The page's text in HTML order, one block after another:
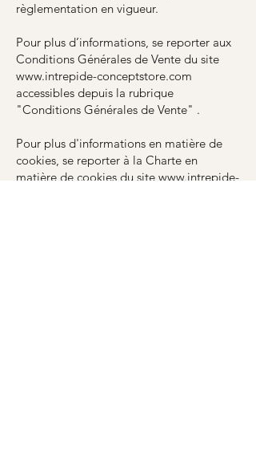
règlementation en vigueur.
Pour plus d’informations, se reporter aux
Conditions Générales de Vente du site
www.intrepide-conceptstore.com
accessibles depuis la rubrique
"Conditions Générales de Vente" .
Pour plus d'informations en matière de
cookies, se reporter à la Charte en
matière de cookies du site www.intrepide-